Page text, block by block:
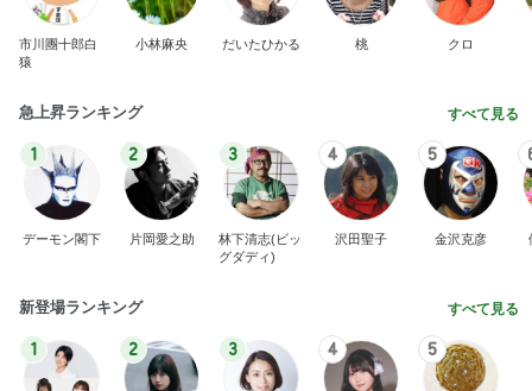
市川團十郎白
猿
小林麻央 だいたひかる 桃 クロ
急上昇ランキング すべて見る
1
デーモン閣下
2
片岡愛之助
3
林下清志(ビッ
グダディ)
4
沢田聖子
5
金沢克彦
新登場ランキング すべて見る
1 2 3 4 5